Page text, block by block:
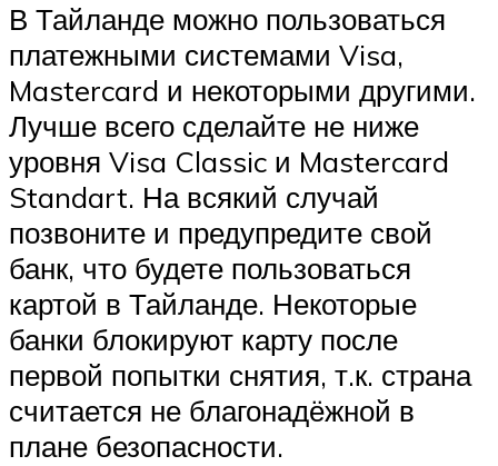
В Тайланде можно пользоваться
платежными системами Visa,
Mastercard и некоторыми другими.
Лучше всего сделайте не ниже
уровня Visa Classic и Mastercard
Standart. На всякий случай
позвоните и предупредите свой
банк, что будете пользоваться
картой в Тайланде. Некоторые
банки блокируют карту после
первой попытки снятия, т.к. страна
считается не благонадёжной в
плане безопасности.